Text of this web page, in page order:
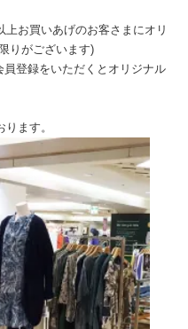
お買いあげのお客さまにオリ
りがございます)
登録をいただくとオリジナル
ます。